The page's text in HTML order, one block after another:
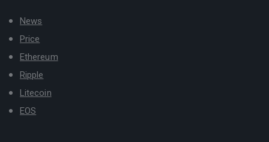
News
Price
Ethereum
Ripple
Litecoin
EOS